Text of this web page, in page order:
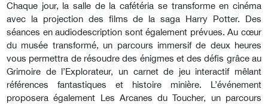
Chaque jour, la salle de la cafétéria se transforme en cinéma
avec la projection des films de la saga Harry Potter. Des
séances en audiodescription sont également prévues. Au cœur
du musée transformé, un parcours immersif de deux heures
vous permettra de résoudre des énigmes et des défis grâce au
Grimoire de l’Explorateur, un carnet de jeu interactif mêlant
références fantastiques et histoire minière. L’événement
proposera également Les Arcanes du Toucher, un parcours